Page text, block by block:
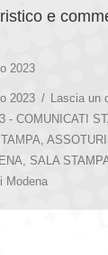
e
2023
2023
Lascia un
- COMUNICATI
SALA
Modena